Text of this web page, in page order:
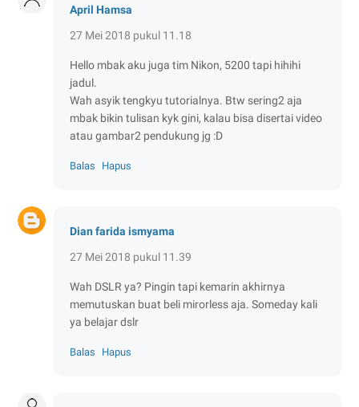
April Hamsa
27 Mei 2018 pukul 11.18
Hello mbak aku juga tim Nikon, 5200 tapi hihihi
jadul.
Wah asyik tengkyu tutorialnya. Btw sering2 aja
mbak bikin tulisan kyk gini, kalau bisa disertai video
atau gambar2 pendukung jg :D
Balas Hapus
Dian farida ismyama
27 Mei 2018 pukul 11.39
Wah DSLR ya? Pingin tapi kemarin akhirnya
memutuskan buat beli mirorless aja. Someday kali
ya belajar dslr
Balas Hapus